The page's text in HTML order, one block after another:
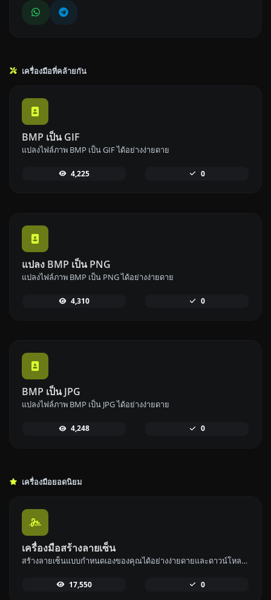
เครื่องมือที่คล้ายกัน
BMP เป็น GIF
แปลงไฟล์ภาพ BMP เป็น GIF ได้อย่างง่ายดาย
4,225 0
แปลง BMP เป็น PNG
แปลงไฟล์ภาพ BMP เป็น PNG ได้อย่างง่ายดาย
4,310 0
BMP เป็น JPG
แปลงไฟล์ภาพ BMP เป็น JPG ได้อย่างง่ายดาย
4,248 0
เครื่องมือยอดนิยม
เครื่องมือสร้างลายเซ็น
สร้างลายเซ็นแบบกำหนดเองของคุณได้อย่างง่ายดายและดาวน์โหลดได้อย่างสะดวก
17,550 0